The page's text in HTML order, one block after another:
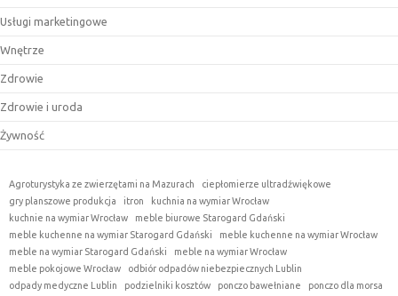
Usługi marketingowe
Wnętrze
Zdrowie
Zdrowie i uroda
Żywność
Agroturystyka ze zwierzętami na Mazurach
ciepłomierze ultradźwiękowe
gry planszowe produkcja
itron
kuchnia na wymiar Wrocław
kuchnie na wymiar Wrocław
meble biurowe Starogard Gdański
meble kuchenne na wymiar Starogard Gdański
meble kuchenne na wymiar Wrocław
meble na wymiar Starogard Gdański
meble na wymiar Wrocław
meble pokojowe Wrocław
odbiór odpadów niebezpiecznych Lublin
odpady medyczne Lublin
podzielniki kosztów ponczo bawełniane ponczo dla morsa